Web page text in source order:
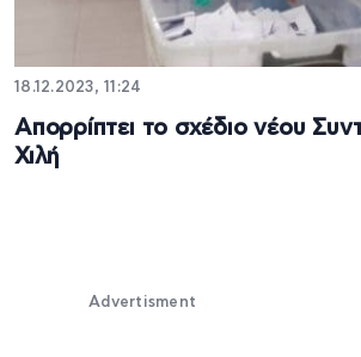
18.12.2023, 11:24
Απορρίπτει το σχέδιο νέου
Χιλή
Advertisment